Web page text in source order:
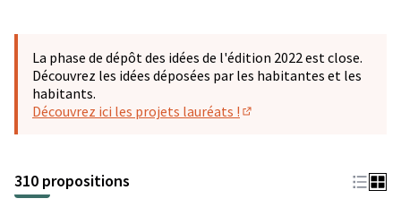
La phase de dépôt des idées de l'édition 2022 est close.
Découvrez les idées déposées par les habitantes et les
habitants.
Découvrez ici les projets lauréats !
310 propositions